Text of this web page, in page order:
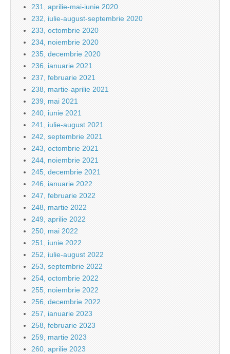
231, aprilie-mai-iunie 2020
232, iulie-august-septembrie 2020
233, octombrie 2020
234, noiembrie 2020
235, decembrie 2020
236, ianuarie 2021
237, februarie 2021
238, martie-aprilie 2021
239, mai 2021
240, iunie 2021
241, iulie-august 2021
242, septembrie 2021
243, octombrie 2021
244, noiembrie 2021
245, decembrie 2021
246, ianuarie 2022
247, februarie 2022
248, martie 2022
249, aprilie 2022
250, mai 2022
251, iunie 2022
252, iulie-august 2022
253, septembrie 2022
254, octombrie 2022
255, noiembrie 2022
256, decembrie 2022
257, ianuarie 2023
258, februarie 2023
259, martie 2023
260, aprilie 2023